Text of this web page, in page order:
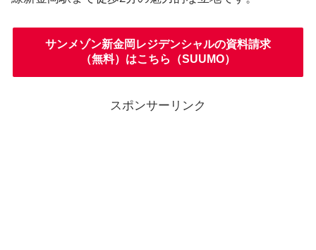
サンメゾン新金岡レジデンシャルの資料請求
（無料）はこちら（SUUMO）
スポンサーリンク